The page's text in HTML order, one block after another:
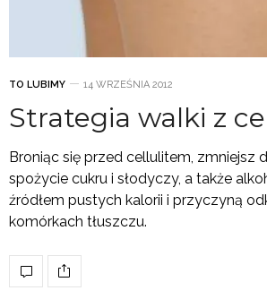
TO LUBIMY 14 WRZEŚNIA 2012
Strategia walki z
Broniąc się przed cellulitem, zmniejsz
spożycie cukru i słodyczy, a także
źródłem pustych kalorii i przyczyną
komórkach tłuszczu.